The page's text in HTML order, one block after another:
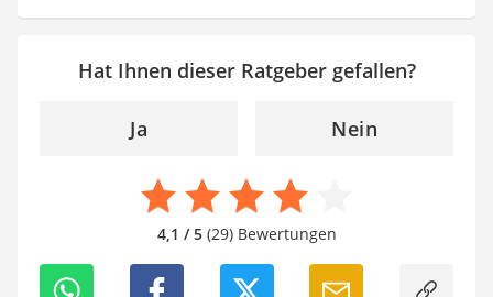
Hat Ihnen dieser Ratgeber gefallen?
Ja Nein
4,1 / 5(29) Bewertungen